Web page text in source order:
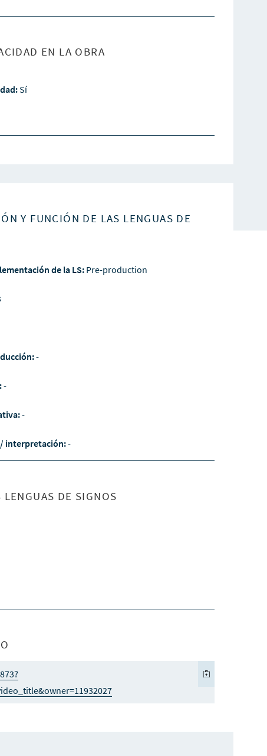
EN LA OBRA
Sí
Y FUNCIÓN DE LAS LENGUAS DE
de la LS:Pre-production
-
-
-
interpretación:-
DE SIGNOS